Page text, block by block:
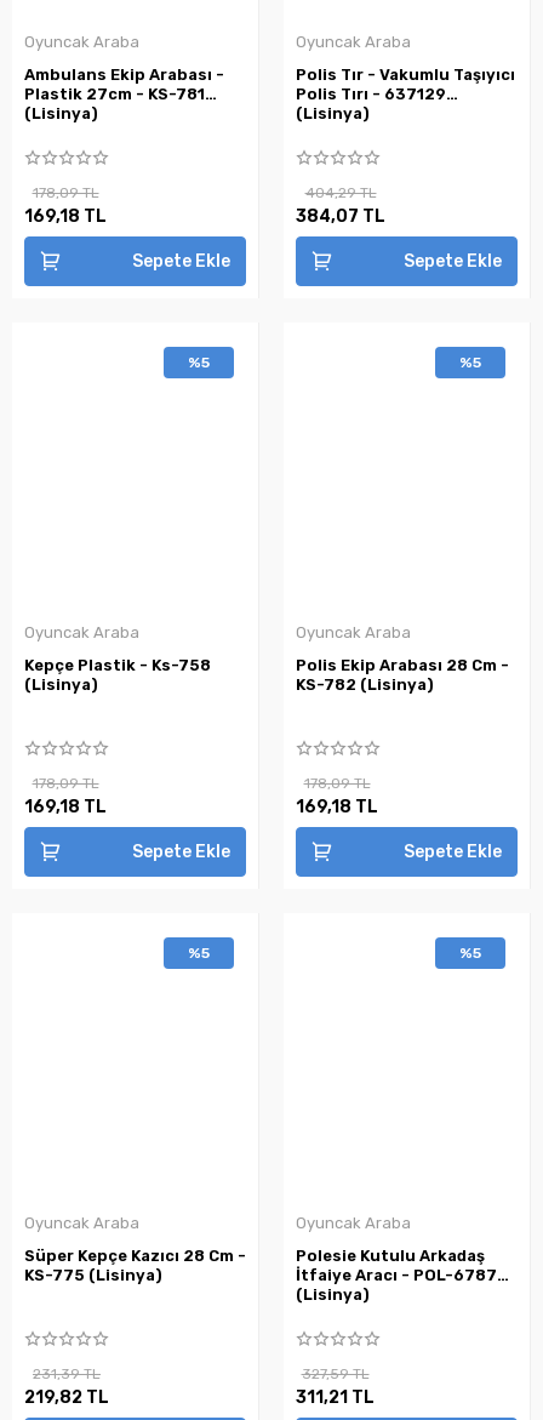
Oyuncak Araba
Ambulans Ekip Arabası -
Plastik 27cm - KS-781
(Lisinya)
178,09 TL
169,18 TL
Sepete Ekle
Oyuncak Araba
Polis Tır - Vakumlu Taşıyıcı
Polis Tırı - 637129
(Lisinya)
404,29 TL
384,07 TL
Sepete Ekle
%5
Oyuncak Araba
Kepçe Plastik - Ks-758
(Lisinya)
178,09 TL
169,18 TL
Sepete Ekle
%5
Oyuncak Araba
Polis Ekip Arabası 28 Cm -
KS-782 (Lisinya)
178,09 TL
169,18 TL
Sepete Ekle
%5
Oyuncak Araba
Süper Kepçe Kazıcı 28 Cm -
KS-775 (Lisinya)
231,39 TL
219,82 TL
%5
Oyuncak Araba
Polesie Kutulu Arkadaş
İtfaiye Aracı - POL-67876
(Lisinya)
327,59 TL
311,21 TL